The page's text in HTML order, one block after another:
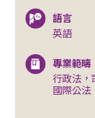
語言
英語
專業範疇
行政法，
國際公法